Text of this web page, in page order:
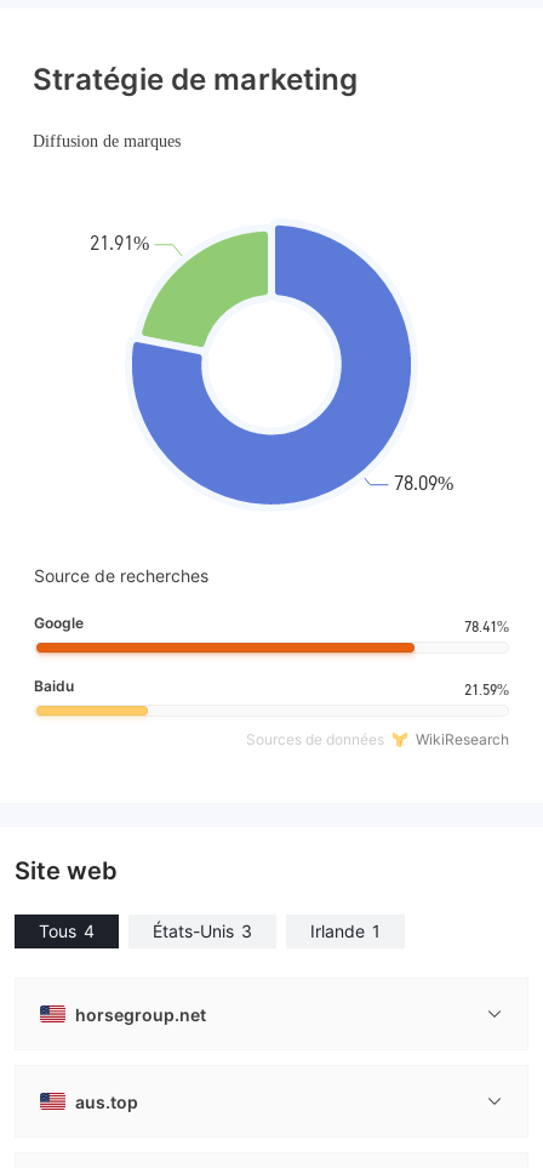
Stratégie de marketing
Source de recherches
Google 78.41%
Baidu 21.59%
Sources de données WikiResearch
Site web
Tous 4 États-Unis 3 Irlande 1
horsegroup.net
aus.top